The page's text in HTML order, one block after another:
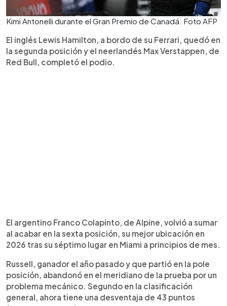
Kimi Antonelli durante el Gran Premio de Canadá. Foto AFP
El inglés Lewis Hamilton, a bordo de su Ferrari, quedó en
la segunda posición y el neerlandés Max Verstappen, de
Red Bull, completó el podio.
El argentino Franco Colapinto, de Alpine, volvió a sumar
al acabar en la sexta posición, su mejor ubicación en
2026 tras su séptimo lugar en Miami a principios de mes.
Russell, ganador el año pasado y que partió en la pole
posición, abandonó en el meridiano de la prueba por un
problema mecánico. Segundo en la clasificación
general, ahora tiene una desventaja de 43 puntos